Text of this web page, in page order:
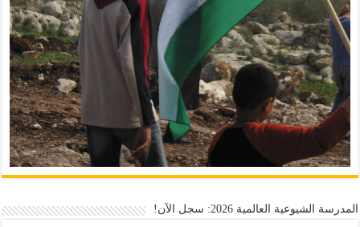
المدرسة الشيوعية العالمية 2026: سجل الآن!